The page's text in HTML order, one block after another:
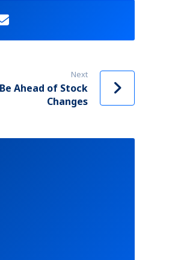
Next
Ahead of Stock
Changes